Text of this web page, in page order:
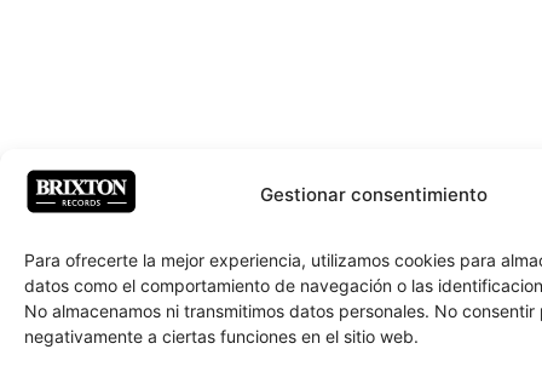
Gestionar consentimiento
Para ofrecerte la mejor experiencia, utilizamos cookies para
datos como el comportamiento de navegación o las
No almacenamos ni transmitimos datos personales. No
negativamente a ciertas funciones en el sitio web.